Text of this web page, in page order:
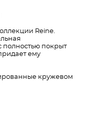
Reine.
покрыт
ему
кружевом